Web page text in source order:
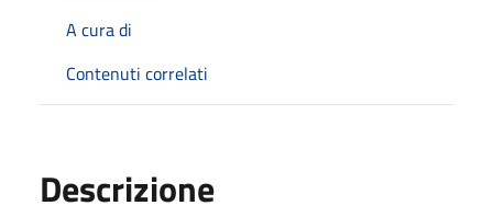
A cura di
Contenuti correlati
Descrizione